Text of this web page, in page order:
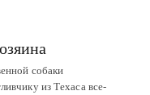
собаки
из Техаса все-